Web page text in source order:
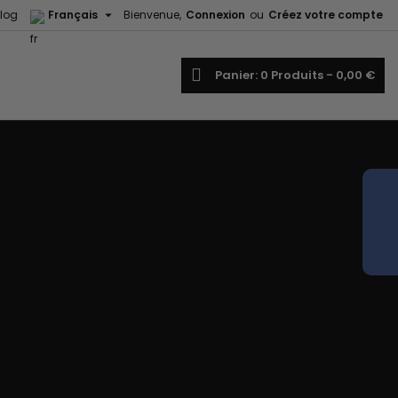
Bienvenue, Connexion ou Créez votre compte
Français 
Panier 0 Produits - 0,00 €